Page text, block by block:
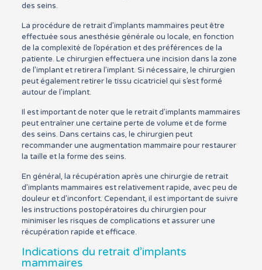
des seins.
La procédure de retrait d’implants mammaires peut être
effectuée sous anesthésie générale ou locale, en fonction
de la complexité de l’opération et des préférences de la
patiente. Le chirurgien effectuera une incision dans la zone
de l’implant et retirera l’implant. Si nécessaire, le chirurgien
peut également retirer le tissu cicatriciel qui s’est formé
autour de l’implant.
Il est important de noter que le retrait d’implants mammaires
peut entraîner une certaine perte de volume et de forme
des seins. Dans certains cas, le chirurgien peut
recommander une augmentation mammaire pour restaurer
la taille et la forme des seins.
En général, la récupération après une chirurgie de retrait
d’implants mammaires est relativement rapide, avec peu de
douleur et d’inconfort. Cependant, il est important de suivre
les instructions postopératoires du chirurgien pour
minimiser les risques de complications et assurer une
récupération rapide et efficace.
Indications du retrait d’implants
mammaires